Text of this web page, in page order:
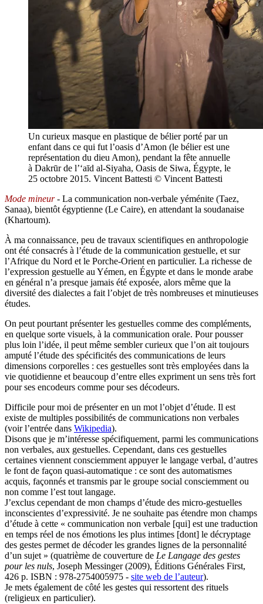
Un curieux masque en plastique de bélier porté par un
enfant dans ce qui fut l’oasis d’Amon (le bélier est une
représentation du dieu Amon), pendant la fête annuelle
à Dakrūr de l’‘aīd al-Siyaha, Oasis de Siwa, Égypte, le
25 octobre 2015. Vincent Battesti © Vincent Battesti
Mode mineur- La communication non-verbale yéménite (Taez,
Sanaa), bientôt égyptienne (Le Caire), en attendant la soudanaise
(Khartoum).
À ma connaissance, peu de travaux scientifiques en anthropologie
ont été consacrés à l’étude de la communication gestuelle, et sur
l’Afrique du Nord et le Porche-Orient en particulier. La richesse de
l’expression gestuelle au Yémen, en Égypte et dans le monde arabe
en général n’a presque jamais été exposée, alors même que la
diversité des dialectes a fait l’objet de très nombreuses et minutieuses
études.
On peut pourtant présenter les gestuelles comme des compléments,
en quelque sorte visuels, à la communication orale. Pour pousser
plus loin l’idée, il peut même sembler curieux que l’on ait toujours
amputé l’étude des spécificités des communications de leurs
dimensions corporelles : ces gestuelles sont très employées dans la
vie quotidienne et beaucoup d’entre elles expriment un sens très fort
pour ses encodeurs comme pour ses décodeurs.
Difficile pour moi de présenter en un mot l’objet d’étude. Il est
existe de multiples possibilités de communications non verbales
(voir l’entrée dans Wikipedia).
Disons que je m’intéresse spécifiquement, parmi les communications
non verbales, aux gestuelles. Cependant, dans ces gestuelles
certaines viennent consciemment appuyer le langage verbal, d’autres
le font de façon quasi-automatique : ce sont des automatismes
acquis, façonnés et transmis par le groupe social consciemment ou
non comme l’est tout langage.
J’exclus cependant de mon champs d’étude des micro-gestuelles
inconscientes d’expressivité. Je ne souhaite pas étendre mon champs
d’étude à cette « communication non verbale [qui] est une traduction
en temps réel de nos émotions les plus intimes [dont] le décryptage
des gestes permet de décoder les grandes lignes de la personnalité
d’un sujet » (quatrième de couverture de Le Langage des gestes
pour les nuls, Joseph Messinger (2009), Éditions Générales First,
426 p. ISBN : 978-2754005975 - site web de l’auteur).
Je mets également de côté les gestes qui ressortent des rituels
(religieux en particulier).